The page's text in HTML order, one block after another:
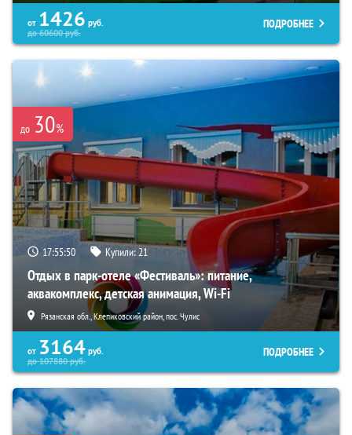
от 1426 руб.
до60600руб.
ПОДРОБНЕЕ
до 30%
17:55:48 Купили:21
Отдых в парк-отеле «Фестиваль»: питание,
аквакомплекс, детская анимация, Wi-Fi
Рязанская обл., Клепиковский район, пос. Чулис
от 3164 руб.
до107880руб.
ПОДРОБНЕЕ